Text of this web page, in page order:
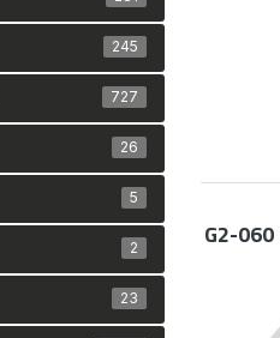
G2-060
245
727
26
5
2
23